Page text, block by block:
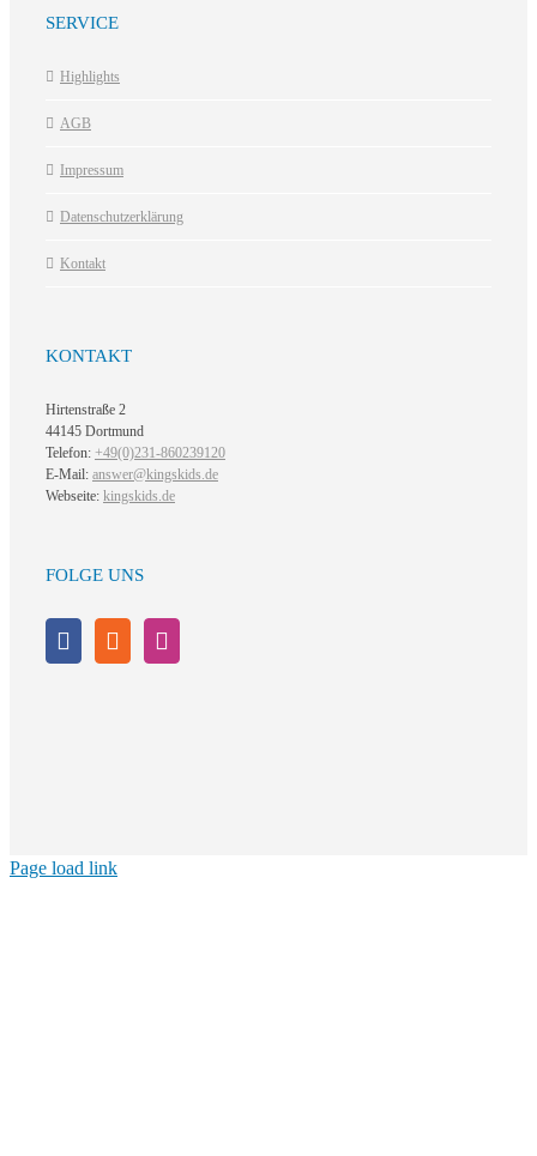
SERVICE
Highlights
AGB
Impressum
Datenschutzerklärung
Kontakt
KONTAKT
Hirtenstraße 2
44145 Dortmund
Telefon: +49(0)231-860239120
E-Mail: answer@kingskids.de
Webseite: kingskids.de
FOLGE UNS
Page load link